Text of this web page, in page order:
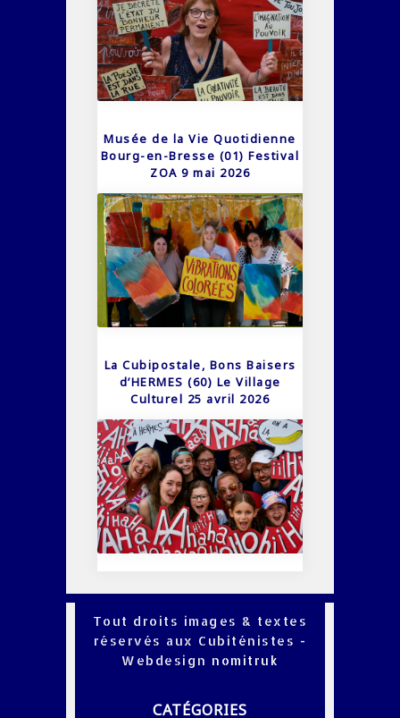
Musée de la Vie Quotidienne
Bourg-en-Bresse (01) Festival
ZOA 9 mai 2026
La Cubipostale, Bons Baisers
d’HERMES (60) Le Village
Culturel 25 avril 2026
Tout droits images & textes
réservés aux Cubiténistes -
Webdesign nomitruk
CATÉGORIES